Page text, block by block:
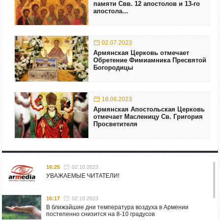
памяти Свв. 12 апостолов и 13‑го
апостола...
02.07.2023
Армянская Церковь отмечает
Обретение Фимиамника Пресвятой
Богородицы
18.06.2023
Армянская Апостольская Церковь
отмечает Масленицу Св. Григория
Просветителя
16:25 02.10.2023
УВАЖАЕМЫЕ ЧИТАТЕЛИ!
16:17 02.10.2023
В ближайшие дни температура воздуха в Армении
постепенно снизится на 8-10 градусов